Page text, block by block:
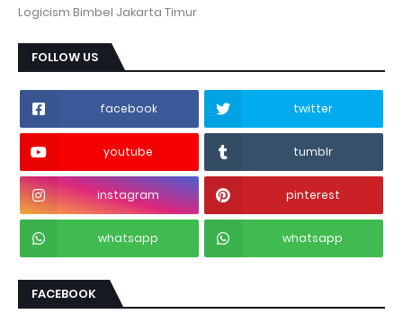
Logicism Bimbel Jakarta Timur
FOLLOW US
facebook twitter
youtube tumblr
instagram pinterest
whatsapp whatsapp
FACEBOOK